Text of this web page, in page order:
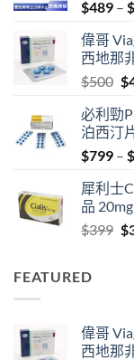
$489 – $
偉哥
西地那
$500 $
必利勁
泊西汀
$799 – $
犀利士
品
$399 $
FEATURED
偉哥
西地那